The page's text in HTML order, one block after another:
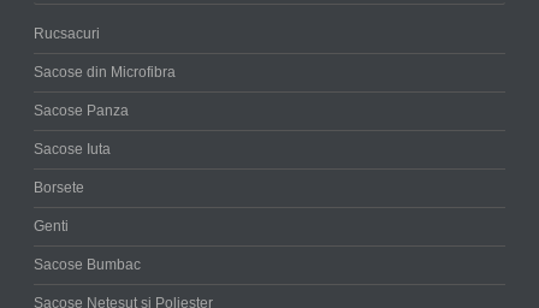
Rucsacuri
Sacose din Microfibra
Sacose Panza
Sacose Iuta
Borsete
Genti
Sacose Bumbac
Sacose Netesut si Poliester